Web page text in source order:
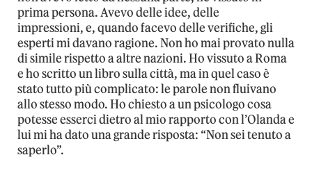
prima persona. Avevo delle idee, delle
impressioni, e, quando facevo delle verifiche, gli
esperti mi davano ragione. Non ho mai provato nulla
di simile rispetto a altre nazioni. Ho vissuto a Roma
e ho scritto un libro sulla città, ma in quel caso è
stato tutto più complicato: le parole non fluivano
allo stesso modo. Ho chiesto a un psicologo cosa
potesse esserci dietro al mio rapporto con l’Olanda e
lui mi ha dato una grande risposta: “Non sei tenuto a
saperlo”.